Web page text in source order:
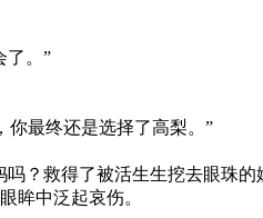
了。”
最终还是选择了高梨。”
救得了被活生生挖去眼珠的
眸中泛起哀伤。